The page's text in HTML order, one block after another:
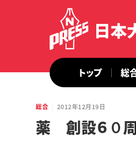
トップ 総
総合 2012年12月19日
薬 創設６０